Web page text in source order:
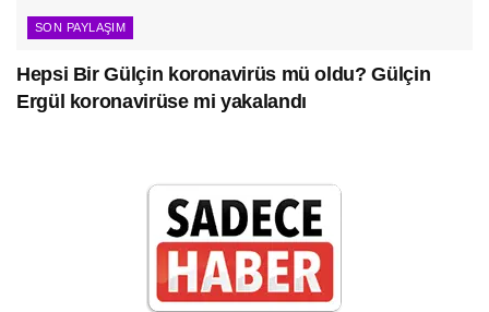
SON PAYLAŞIM
Hepsi Bir Gülçin koronavirüs mü oldu? Gülçin
Ergül koronavirüse mi yakalandı